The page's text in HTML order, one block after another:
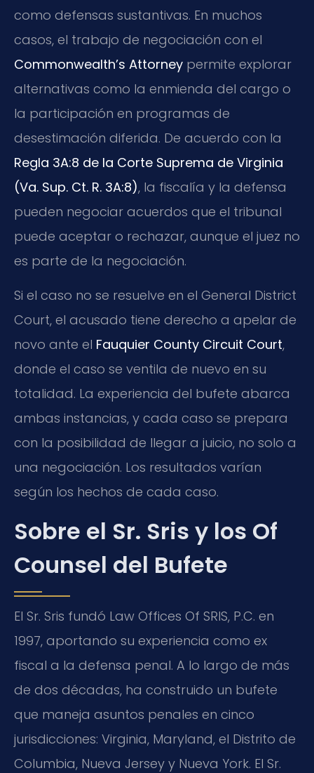
como defensas sustantivas. En muchos
casos, el trabajo de negociación con el
Commonwealth’s Attorney permite explorar
alternativas como la enmienda del cargo o
la participación en programas de
desestimación diferida. De acuerdo con la
Regla 3A:8 de la Corte Suprema de Virginia
(Va. Sup. Ct. R. 3A:8), la fiscalía y la defensa
pueden negociar acuerdos que el tribunal
puede aceptar o rechazar, aunque el juez no
es parte de la negociación.
Si el caso no se resuelve en el General District
Court, el acusado tiene derecho a apelar de
novo ante el Fauquier County Circuit Court,
donde el caso se ventila de nuevo en su
totalidad. La experiencia del bufete abarca
ambas instancias, y cada caso se prepara
con la posibilidad de llegar a juicio, no solo a
una negociación. Los resultados varían
según los hechos de cada caso.
Sobre el Sr. Sris y los Of
Counsel del Bufete
El Sr. Sris fundó Law Offices Of SRIS, P.C. en
1997, aportando su experiencia como ex
fiscal a la defensa penal. A lo largo de más
de dos décadas, ha construido un bufete
que maneja asuntos penales en cinco
jurisdicciones: Virginia, Maryland, el Distrito de
Columbia, Nueva Jersey y Nueva York. El Sr.